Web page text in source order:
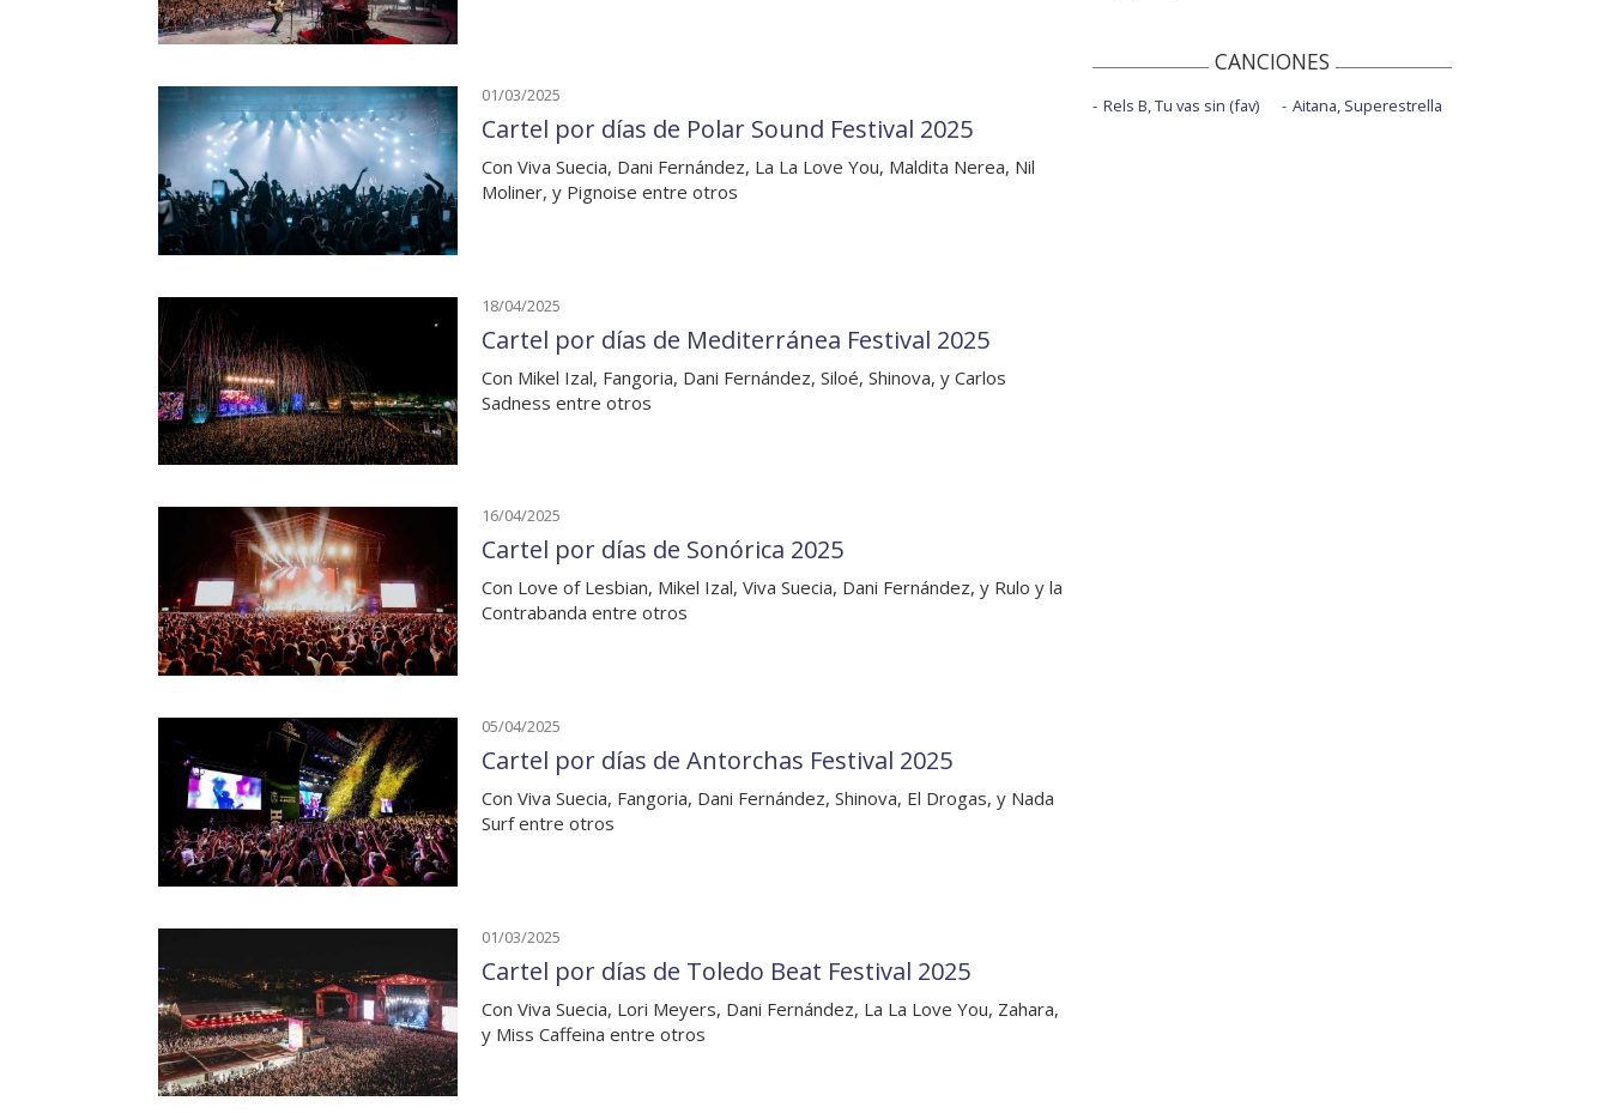
01/03/2025
Cartel por días de Polar Sound Festival 2025
Con Viva Suecia, Dani Fernández, La La Love You, Maldita Nerea, Nil
Moliner, y Pignoise entre otros
18/04/2025
Cartel por días de Mediterránea Festival 2025
Con Mikel Izal, Fangoria, Dani Fernández, Siloé, Shinova, y Carlos
Sadness entre otros
16/04/2025
Cartel por días de Sonórica 2025
Con Love of Lesbian, Mikel Izal, Viva Suecia, Dani Fernández, y Rulo y la
Contrabanda entre otros
05/04/2025
Cartel por días de Antorchas Festival 2025
Con Viva Suecia, Fangoria, Dani Fernández, Shinova, El Drogas, y Nada
Surf entre otros
01/03/2025
Cartel por días de Toledo Beat Festival 2025
Con Viva Suecia, Lori Meyers, Dani Fernández, La La Love You, Zahara,
y Miss Caffeina entre otros
CANCIONES
Rels B, Tu vas sin (fav) Aitana, Superestrella